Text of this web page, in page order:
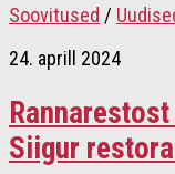
Soovitused /
24. aprill 2024
Siigur